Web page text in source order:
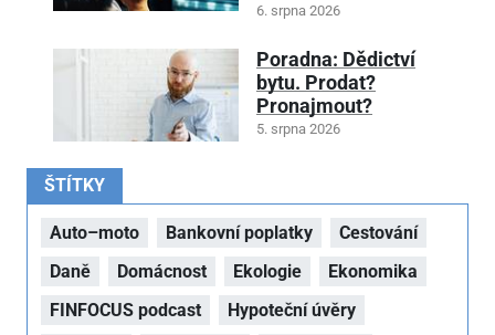
6. srpna 2026
Poradna: Dědictví
bytu. Prodat?
Pronajmout?
5. srpna 2026
ŠTÍTKY
Auto–moto Bankovní poplatky
Cestování
Daně
Domácnost Ekologie
Ekonomika
FINFOCUS podcast
Hypoteční úvěry